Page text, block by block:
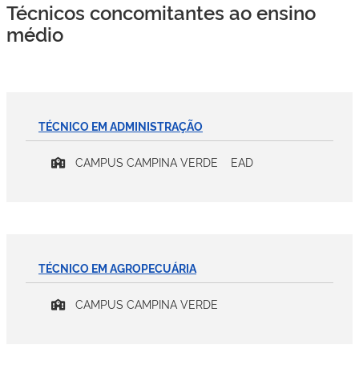
Técnicos concomitantes ao ensino
médio
TÉCNICO EM ADMINISTRAÇÃO
CAMPUS CAMPINA VERDE EAD
TÉCNICO EM AGROPECUÁRIA
CAMPUS CAMPINA VERDE